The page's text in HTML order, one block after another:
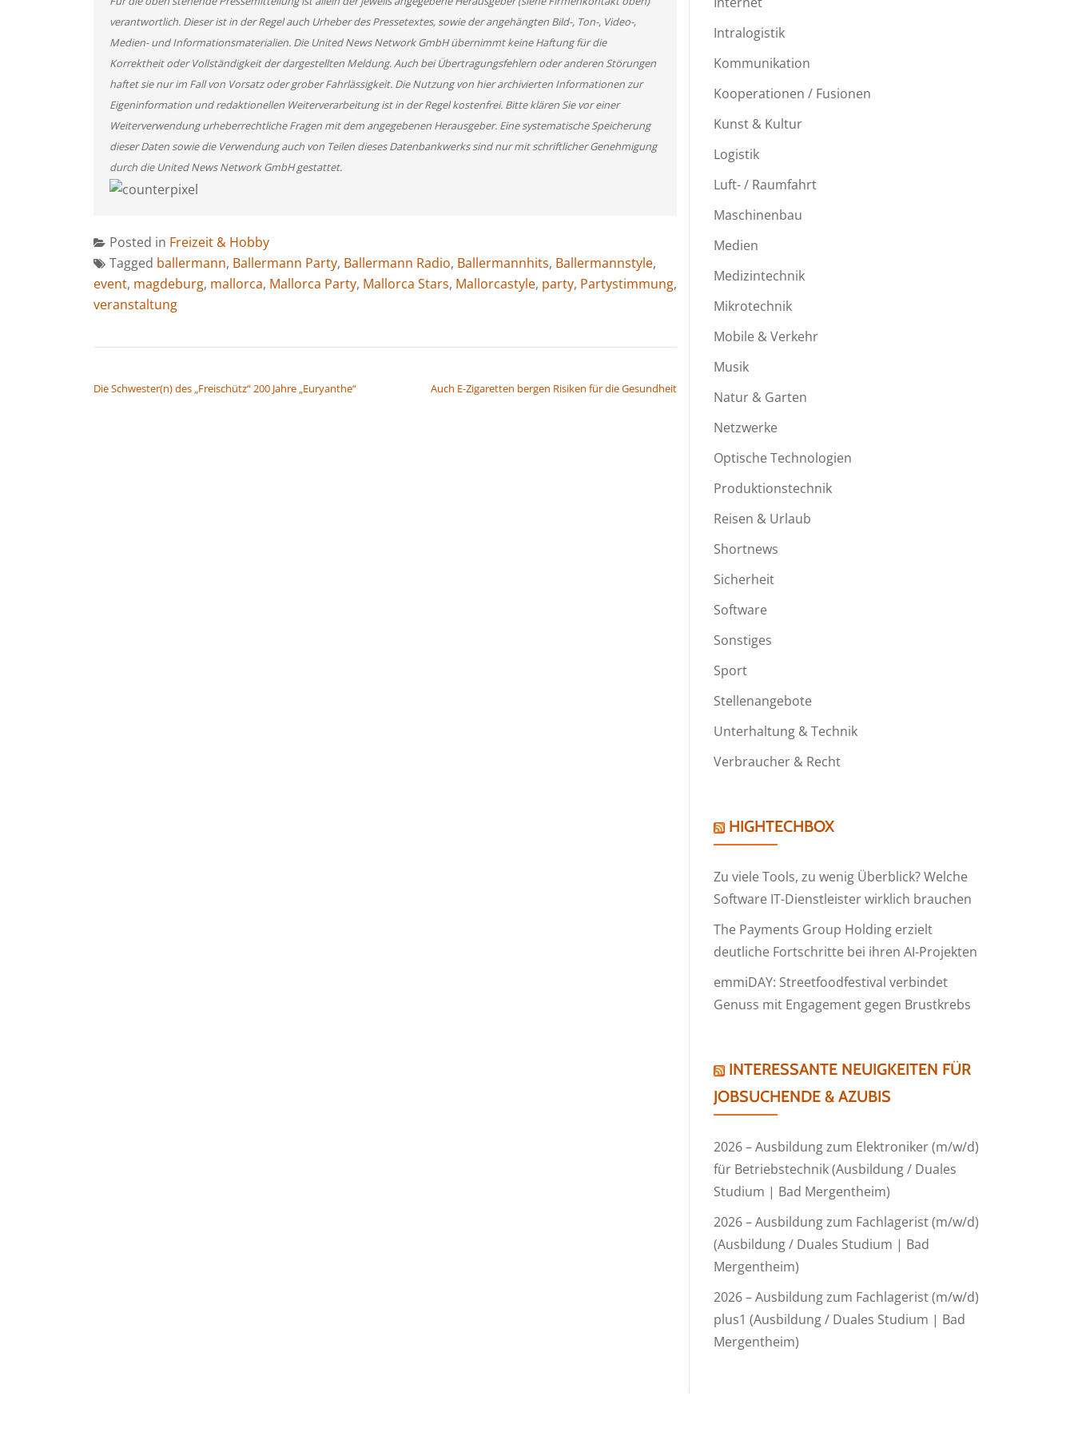
verantwortlich. Dieser ist in der Regel auch Urheber des Pressetextes, sowie der angehängten Bild-, Ton-, Video-,
Medien- und Informationsmaterialien. Die United News Network GmbH übernimmt keine Haftung für die
Korrektheit oder Vollständigkeit der dargestellten Meldung. Auch bei Übertragungsfehlern oder anderen Störungen
haftet sie nur im Fall von Vorsatz oder grober Fahrlässigkeit. Die Nutzung von hier archivierten Informationen zur
Eigeninformation und redaktionellen Weiterverarbeitung ist in der Regel kostenfrei. Bitte klären Sie vor einer
Weiterverwendung urheberrechtliche Fragen mit dem angegebenen Herausgeber. Eine systematische Speicherung
dieser Daten sowie die Verwendung auch von Teilen dieses Datenbankwerks sind nur mit schriftlicher Genehmigung
durch die United News Network GmbH gestattet.
Posted in Freizeit & Hobby
Tagged ballermann, Ballermann Party, Ballermann Radio, Ballermannhits, Ballermannstyle,
event, magdeburg, mallorca, Mallorca Party, Mallorca Stars, Mallorcastyle, party, Partystimmung,
veranstaltung
Die Schwester(n) des „Freischütz“ 200 Jahre „Euryanthe“ Auch E-Zigaretten bergen Risiken für die Gesundheit
Intralogistik
Kommunikation
Kooperationen / Fusionen
Kunst & Kultur
Logistik
Luft- / Raumfahrt
Maschinenbau
Medien
Medizintechnik
Mikrotechnik
Mobile & Verkehr
Musik
Natur & Garten
Netzwerke
Optische Technologien
Produktionstechnik
Reisen & Urlaub
Shortnews
Sicherheit
Software
Sonstiges
Sport
Stellenangebote
Unterhaltung & Technik
Verbraucher & Recht
HIGHTECHBOX
Zu viele Tools, zu wenig Überblick? Welche
Software IT-Dienstleister wirklich brauchen
The Payments Group Holding erzielt
deutliche Fortschritte bei ihren AI-Projekten
emmiDAY: Streetfoodfestival verbindet
Genuss mit Engagement gegen Brustkrebs
INTERESSANTE NEUIGKEITEN FÜR
JOBSUCHENDE & AZUBIS
2026 – Ausbildung zum Elektroniker (m/w/d)
für Betriebstechnik (Ausbildung / Duales
Studium | Bad Mergentheim)
2026 – Ausbildung zum Fachlagerist (m/w/d)
(Ausbildung / Duales Studium | Bad
Mergentheim)
2026 – Ausbildung zum Fachlagerist (m/w/d)
plus1 (Ausbildung / Duales Studium | Bad
Mergentheim)